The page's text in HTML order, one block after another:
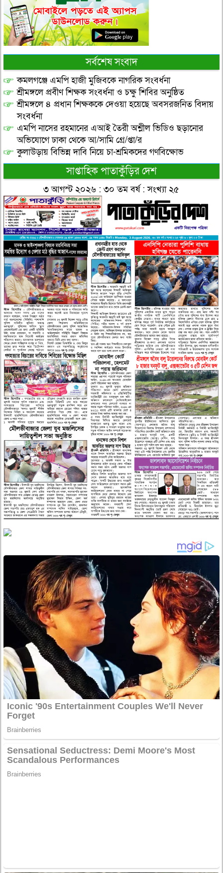
সর্বশেষ সংবাদ
কমলগঞ্জে এমপি হাজী মুজিবকে নাগরিক সংবর্ধনা
শ্রীমঙ্গলে প্রবীণ শিক্ষক সংবর্ধনা ও চক্ষু শিবির অনুষ্ঠিত
শ্রীমঙ্গলে ৪ প্রধান শিক্ষককে দেওয়া হয়েছে অবসরজনিত বিদায়
সংবর্ধনা
এমপি নাসের রহমানের এআই তৈরী অশ্লীল ভিডিও ছড়ানোর
অভিযোগে ঢাকা থেকে আ/সামি গ্রে/প্তা/র
কুলাউড়ায় বিভিন্ন দাবি নিয়ে চা-শ্রমিকদের গণবিক্ষোভ
সাপ্তাহিক পাতাকুঁড়ির দেশ
৩ আগস্ট ২০২৬ : ৩০ তম বর্ষ : সংখ্যা ২৫